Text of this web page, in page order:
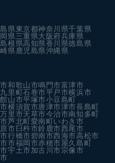
県東京都神奈川県千葉県
県三重県大阪府兵庫県
島根県高知県香川県徳島県
県鹿児島県沖縄県
和歌山市鳴門市富津市
里町石巻市平戸市横浜市
館山市平塚市小豆島町
横須賀市唐津市津市長島町
里市天草市今治市南知多町
芦北町愛南町いわき市
市 臼杵市鈴鹿市西尾市
行橋市碧南市西海市高松市
市福岡市赤穂市屋久島町
宇土市加古川市宗像市